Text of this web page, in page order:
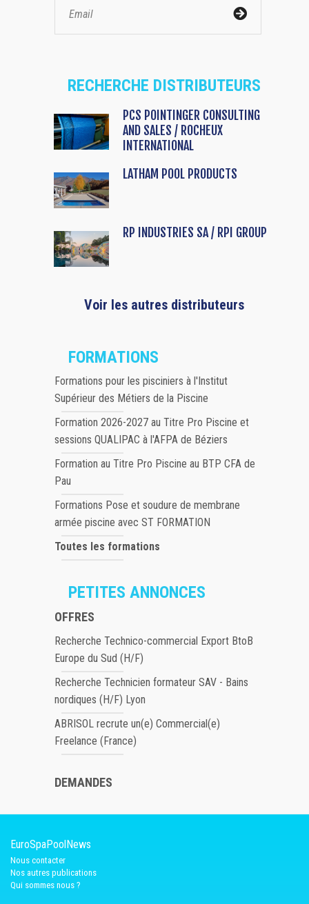
RECHERCHE DISTRIBUTEURS
PCS POINTINGER CONSULTING
AND SALES / ROCHEUX
INTERNATIONAL
LATHAM POOL PRODUCTS
RP INDUSTRIES SA / RPI GROUP
Voir les autres distributeurs
FORMATIONS
Formations pour les pisciniers à l'Institut
Supérieur des Métiers de la Piscine
Formation 2026-2027 au Titre Pro Piscine et
sessions QUALIPAC à l'AFPA de Béziers
Formation au Titre Pro Piscine au BTP CFA de
Pau
Formations Pose et soudure de membrane
armée piscine avec ST FORMATION
Toutes les formations
PETITES ANNONCES
OFFRES
Recherche Technico-commercial Export BtoB
Europe du Sud (H/F)
Recherche Technicien formateur SAV - Bains
nordiques (H/F) Lyon
ABRISOL recrute un(e) Commercial(e)
Freelance (France)
DEMANDES
EuroSpaPoolNews
Nous contacter
Nos autres publications
Qui sommes nous ?